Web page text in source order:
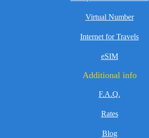
Virtual Number
Internet for Travels
eSIM
Additional info
F.A.Q.
Rates
Blog